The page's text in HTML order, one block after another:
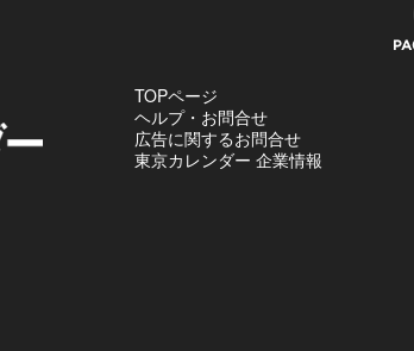
TOPページ
ヘルプ・お問合せ
広告に関するお問合せ
東京カレンダー 企業情報